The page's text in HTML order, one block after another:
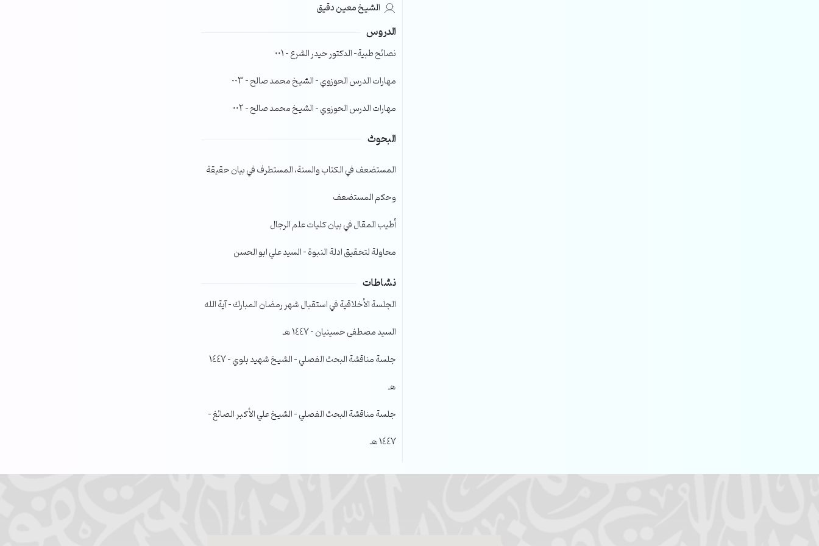
الصوت.
الشيخ معين دقيق
الدروس
نصائح طبية- الدكتور حيدر الشرع – 001
مهارات الدرس الحوزوي – الشيخ محمد صالح – 003
مهارات الدرس الحوزوي – الشيخ محمد صالح – 002
البحوث
المستضعف في الكتاب والسنة، المستطرف في بيان حقيقة
وحكم المستضعف
أطيب المقال في بيان كليات علم الرجال
محاولة لتحقيق ادلة النبوة – السيد علي ابو الحسن
نشاطات
الجلسة الأخلاقية في استقبال شهر رمضان المبارك – آية الله
السيد مصطفى حسينيان – 1447 هـ
جلسة مناقشة البحث الفصلي – الشيخ شهيد بلوي – 1447
هـ
جلسة مناقشة البحث الفصلي – الشيخ علي الأكبر الصائغ –
1447 هـ